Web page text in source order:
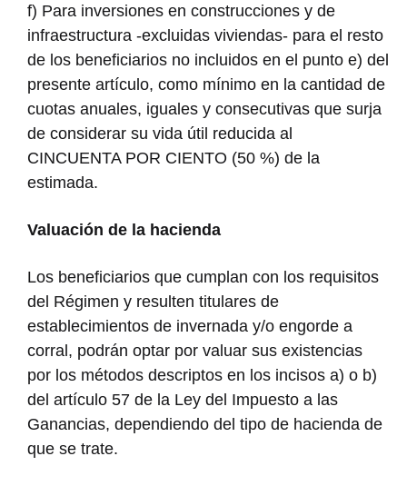
f) Para inversiones en construcciones y de
infraestructura -excluidas viviendas- para el resto
de los beneficiarios no incluidos en el punto e) del
presente artículo, como mínimo en la cantidad de
cuotas anuales, iguales y consecutivas que surja
de considerar su vida útil reducida al
CINCUENTA POR CIENTO (50 %) de la
estimada.
Valuación de la hacienda
Los beneficiarios que cumplan con los requisitos
del Régimen y resulten titulares de
establecimientos de invernada y/o engorde a
corral, podrán optar por valuar sus existencias
por los métodos descriptos en los incisos a) o b)
del artículo 57 de la Ley del Impuesto a las
Ganancias, dependiendo del tipo de hacienda de
que se trate.